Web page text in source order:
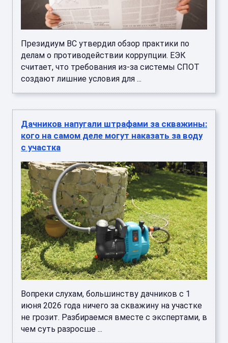
Президиум ВС утвердил обзор практики по
делам о противодействии коррупции. ЕЭК
считает, что требования из-за системы СПОТ
создают лишние условия для ...
Дачников напугали штрафами за скважины:
кого на самом деле могут наказать за воду
с участка
Вопреки слухам, большинству дачников с 1
июня 2026 года ничего за скважину на участке
не грозит. Разбираемся вместе с экспертами, в
чем суть разросше ...